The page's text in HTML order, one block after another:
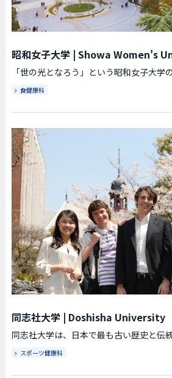
昭和女子大学| Showa Women's
「世の光となろう」という昭和女子大学
食健康科
同志社大学| Doshisha University
同志社大学は、日本で最も古い歴史と伝
スポーツ健康科